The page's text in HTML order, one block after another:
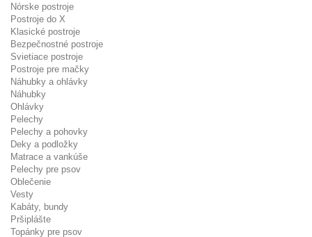
Nórske postroje
Postroje do X
Klasické postroje
Bezpečnostné postroje
Svietiace postroje
Postroje pre mačky
Náhubky a ohlávky
Náhubky
Ohlávky
Pelechy
Pelechy a pohovky
Deky a podložky
Matrace a vankúše
Pelechy pre psov
Oblečenie
Vesty
Kabáty, bundy
Pršiplášte
Topánky pre psov